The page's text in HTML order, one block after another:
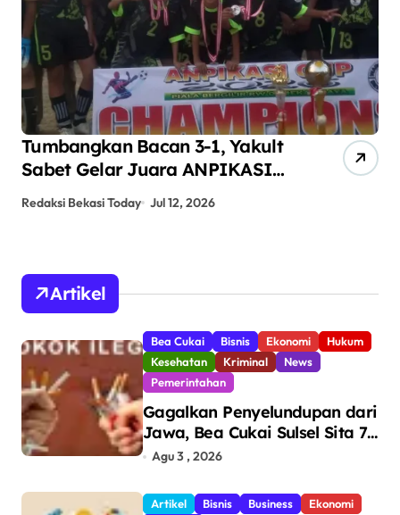
Tumbangkan Bacan 3-1, Yakult
Sabet Gelar Juara ANPIKASI
Redaksi Bekasi Today Jul 12, 2026
Artikel
Bea Cukai Bisnis Ekonomi
Hukum
Kesehatan
Kriminal
News
Pemerintahan
Gagalkan Penyelundupan dari
Jawa, Bea Cukai Sulsel Sita 7,8
Juta Batang Rokok Ilegal
Makassar
Agu 3 , 2026
Artikel Bisnis Business
Ekonomi